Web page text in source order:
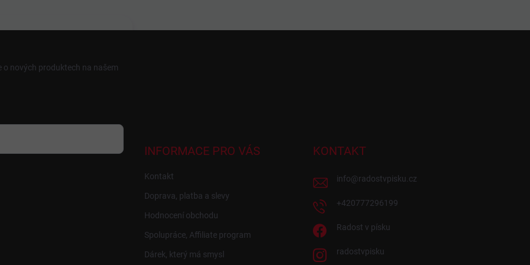
o nových produktech na našem
INFORMACE PRO VÁS
Kontakt
Doprava, platba a slevy
Hodnocení obchodu
Spolupráce, Affiliate program
Dárek, který má smysl
KONTAKT
info@radostvpisku.cz
+420777296199
Radost v písku
radostvpisku